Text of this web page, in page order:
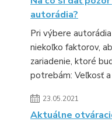
autorádia?
Pri výbere
niekoľko faktorov,
zariadenie, ktoré
potrebám: Veľkosť a
23.05.2021
Aktuálne